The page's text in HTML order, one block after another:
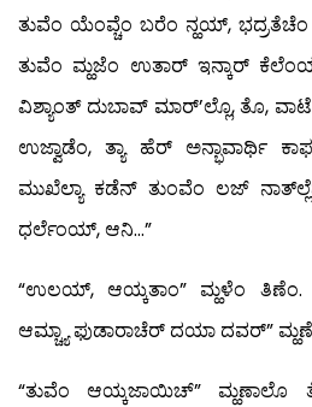
ತುವೆಂ ಯೆಂವ್ಚೆಂ ಬರೆಂ ನ್ಹಯ್,
ತುವೆಂ ಮ್ಹಜೆಂ ಉತಾರ್ ಇನ್ಕಾರ್
ವಿಶ್ಯಾಂತ್ ದುಬಾವ್ ಮಾರ್’ಲ್ಲೊ, ತೊ,
ಉಜ್ವಾಡೆಂ, ತ್ಯಾ ಹೆರ್ ಅನ್ಭಾವಾರ್ಥಿ
ಮುಖೆಲ್ಯಾ ಕಡೆನ್ ತುಂವೆಂ ಲಜ್
ಧರ್ಲೆಂಯ್, ಆನಿ…”
“ಉಲಯ್, ಆಯ್ಕತಾಂ” ಮ್ಹಳೆಂ
ಆಮ್ಚ್ಯಾ ಫುಡಾರಾಚೆರ್ ದಯಾ ದವರ್”
“ತುವೆಂ ಆಯ್ಕಜಾಯಿಚ್” ಮ್ಹಣಾಲೊ